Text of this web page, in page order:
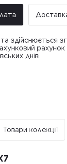
здійснюється
днів.
Від 5 до 25 м² —
Від 25 м² і
Товари колекції